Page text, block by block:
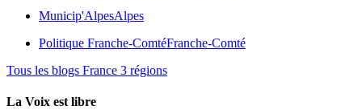
Municip'AlpesAlpes
Politique Franche-ComtéFranche-Comté
Tous les blogs France 3 régions
La Voix est libre